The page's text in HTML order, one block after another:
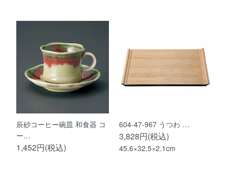
辰砂コーヒー碗皿 和食器 コ
ー…
1,452円(税込)
604-47-967 うつわ …
3,828円(税込)
45.6×32.5×2.1cm